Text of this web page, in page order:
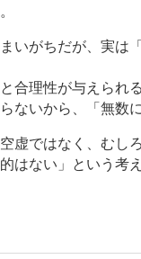
いがちだが、実
合理性が与えられ
ないから、「無数
虚ではなく、む
はない」という考